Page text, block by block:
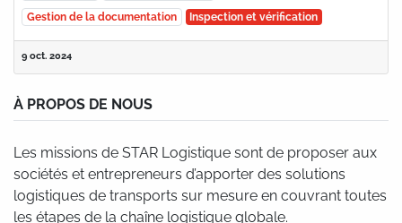
Gestion de la documentation
Inspection et vérification
9 oct. 2024
À PROPOS DE NOUS
Les missions de STAR Logistique sont de proposer aux
sociétés et entrepreneurs d’apporter des solutions
logistiques de transports sur mesure en couvrant toutes
les étapes de la chaîne logistique globale.